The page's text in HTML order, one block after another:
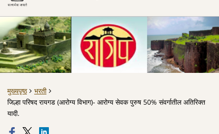
मुख्यपृष्ठ
भरती
जिल्हा परिषद रायगड (आरोग्य विभाग)- आरोग्य सेवक पुरुष 50% संवर्गातील अतिरिक्त
यादी.